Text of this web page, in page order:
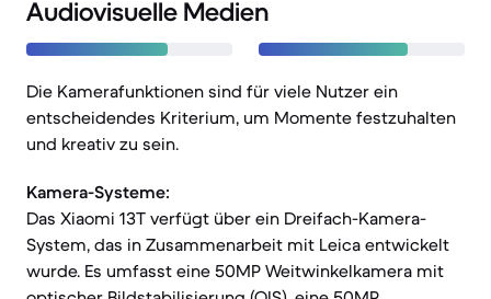
Audiovisuelle Medien
Die Kamerafunktionen sind für viele Nutzer ein
entscheidendes Kriterium, um Momente festzuhalten
und kreativ zu sein.
Kamera-Systeme:
Das Xiaomi 13T verfügt über ein Dreifach-Kamera-
System, das in Zusammenarbeit mit Leica entwickelt
wurde. Es umfasst eine 50MP Weitwinkelkamera mit